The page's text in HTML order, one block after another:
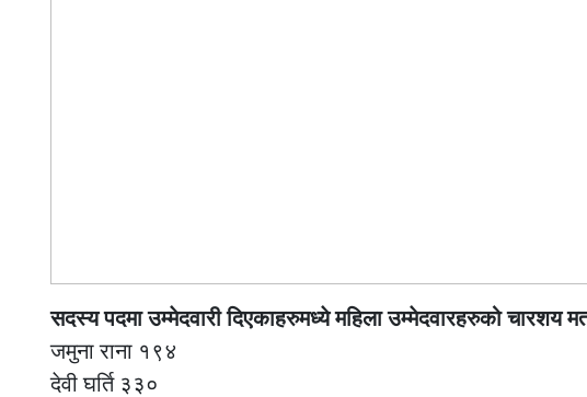
सदस्य पदमा उम्मेदवारी दिएकाहरुमध्ये महिला उम्मेदवारहरुको चारशय
जमुना राना १९४
देवी घर्ति ३३०